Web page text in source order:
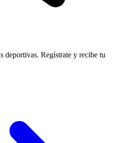
deportivas. Regístrate y recibe tu